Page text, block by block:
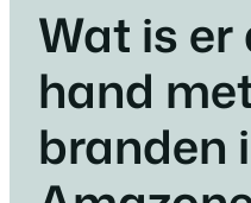
Wat is er
hand
branden